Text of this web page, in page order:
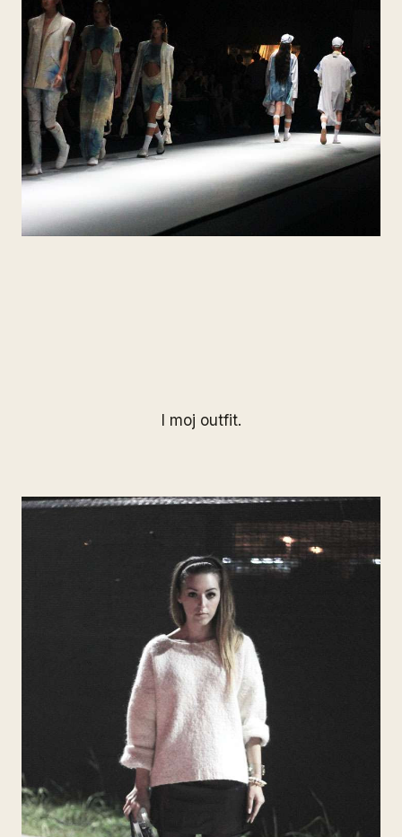
I moj outfit.